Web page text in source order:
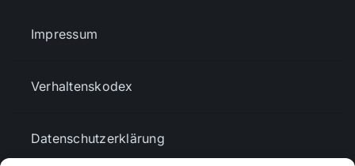
Impressum
Verhaltenskodex
Datenschutzerklärung